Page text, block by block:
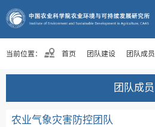
当前位置： 首页 团队建设 团队成员
团队成员
农业气象灾害防控团队